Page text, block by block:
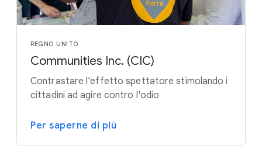
REGNO UNITO
Communities Inc. (CIC)
Contrastare l'effetto spettatore stimolando i
cittadini ad agire contro l'odio
Per saperne di più